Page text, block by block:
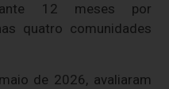
12 meses por
quatro comunidades
de 2026, avaliaram